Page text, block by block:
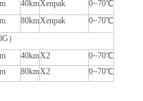
40kmXenpak
0~70℃
80kmXenpak
0~70℃
）
40kmX2
0~70℃
80kmX2 0~70℃